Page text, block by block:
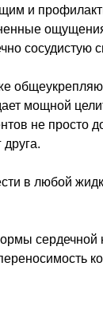
и
ощущения
сосудистую
мощной
не просто
в любой
сердечной